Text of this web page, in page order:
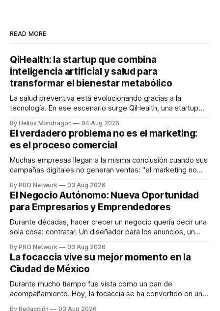
READ MORE
QiHealth: la startup que combina
inteligencia artificial y salud para
transformar el bienestar metabólico
La salud preventiva está evolucionando gracias a la
tecnología. En ese escenario surge QiHealth, una startup
dispositivos inteligentes, inteligencia artificial y monitoreo
en tiempo real para ayudar a las personas a tomar mejores
decisiones sobre su salud metabólica. Su propuesta busca
responder
By Helios Mondragon 04 Aug 2026
El verdadero problema no es el marketing:
es el proceso comercial
Muchas empresas llegan a la misma conclusión cuando sus
campañas digitales no generan ventas: "el marketing no
INTERIUS, el problema suele estar en otro lugar. Durante
una entrevista para el podcast SER PRO, el especialista en
marketing digital explicó que
By PRO Network 03 Aug 2026
El Negocio Autónomo: Nueva Oportunidad
para Empresarios y Emprendedores
Durante décadas, hacer crecer un negocio quería decir una
sola cosa: contratar. Un diseñador para los anuncios, un
para los textos, alguien que supiera de publicidad digital
para encontrar prospectos, un vendedor para atender
llamadas y mensajes, y —con suerte— una persona
By PRO Network 03 Aug 2026
La focaccia vive su mejor momento en la
Ciudad de México
Durante mucho tiempo fue vista como un pan de
acompañamiento. Hoy, la focaccia se ha convertido en uno
By Redacción 03 Aug 2026